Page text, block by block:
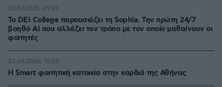
Το DEI College παρουσιάζει τη Sophia. Την πρώτη 24/7
βοηθό AI που αλλάζει τον τρόπο με τον οποίο μαθαίνουν οι
φοιτητές
30.07.2026, 09:33
Η Smart φοιτητική κατοικία στην καρδιά της Αθήνας
03.08.2026, 10:56